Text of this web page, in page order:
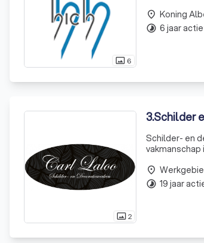
photo_size_select_actual 6
place Koning
timelapse 6 jaar
photo_size_select_actual2
3.Schilder
Schilder- en
Ons team
place
timelapse 19 jaar